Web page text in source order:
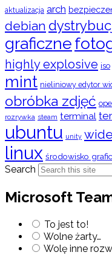
aktualizacja arch
debian
graficzne
highly explosive iso
mint nieliniowy edytor
obróbka zdjęć
rozrywka steam terminal
ubuntu unity
linux środowisko
Search
Microsoft
To jest to!
Wolne żarty…
Wolę inne